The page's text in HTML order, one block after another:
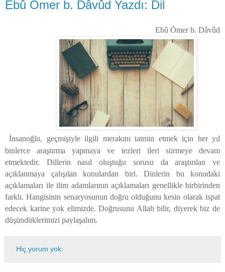
Ebû Ömer b. Dâvûd Yazdı: Dil
Ebû Ömer b. Dâvûd
İnsanoğlu, geçmişiyle ilgili merakını tatmin etmek için her yıl
binlerce araştırma yapmaya ve tezleri ileri sürmeye devam
etmektedir. Dillerin nasıl oluştuğu sorusu da araştırılan ve
açıklanmaya çalışılan konulardan biri. Dinlerin bu konudaki
açıklamaları ile ilim adamlarının açıklamaları genellikle birbirinden
farklı. Hangisinin senaryosunun doğru olduğunu kesin olarak ispat
edecek karine yok elimizde. Doğrusunu Allah bilir, diyerek biz de
düşündüklerimizi paylaşalım.
Hiç yorum yok: